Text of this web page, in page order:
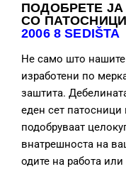
ПОДОБРЕТЕ
СО
2006 8 SEDIŠTA
Не само што нашите
изработени по
заштита.
еден сет
подобруваат
внатрешноста на
одите на работа